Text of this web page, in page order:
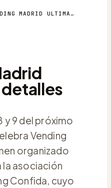
VENDING MADRID ULTIMA SUS DETALLES
y 9 del próximo
Vending
organizado
la asociación
Confida, cuyo